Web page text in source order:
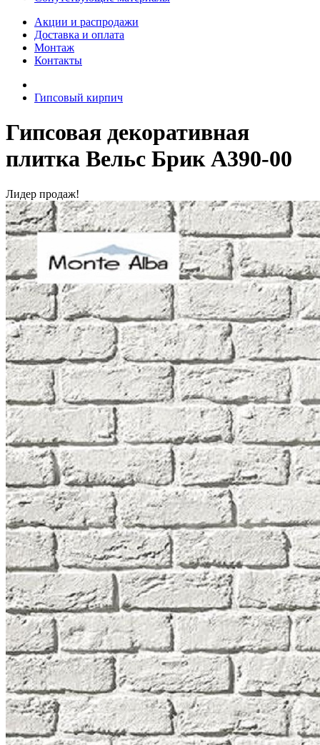
Акции и распродажи
Доставка и оплата
Монтаж
Контакты
Гипсовый кирпич
Гипсовая декоративная
плитка Вельс Брик A390-00
Лидер продаж!